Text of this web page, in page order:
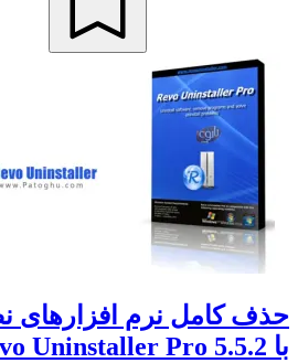
حذف کامل نرم افزارهای
با Revo Uninstaller Pro 5.5.2